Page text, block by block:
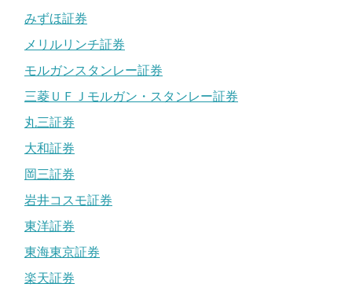
みずほ証券
メリルリンチ証券
モルガンスタンレー証券
三菱ＵＦＪモルガン・スタンレー証券
丸三証券
大和証券
岡三証券
岩井コスモ証券
東洋証券
東海東京証券
楽天証券